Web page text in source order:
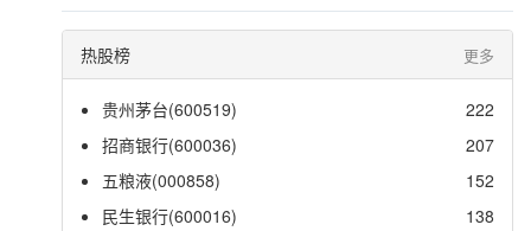
热股榜 更多
贵州茅台(600519)
222
招商银行(600036)
207
五粮液(000858)
152
民生银行(600016)
138